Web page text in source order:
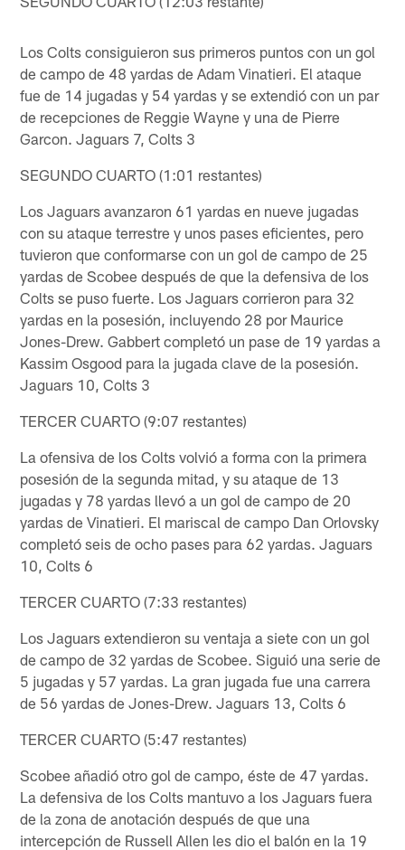
Los Colts consiguieron sus primeros puntos con un gol
de campo de 48 yardas de Adam Vinatieri. El ataque
fue de 14 jugadas y 54 yardas y se extendió con un par
de recepciones de Reggie Wayne y una de Pierre
Garcon. Jaguars 7, Colts 3
SEGUNDO CUARTO (1:01 restantes)
Los Jaguars avanzaron 61 yardas en nueve jugadas
con su ataque terrestre y unos pases eficientes, pero
tuvieron que conformarse con un gol de campo de 25
yardas de Scobee después de que la defensiva de los
Colts se puso fuerte. Los Jaguars corrieron para 32
yardas en la posesión, incluyendo 28 por Maurice
Jones-Drew. Gabbert completó un pase de 19 yardas a
Kassim Osgood para la jugada clave de la posesión.
Jaguars 10, Colts 3
TERCER CUARTO (9:07 restantes)
La ofensiva de los Colts volvió a forma con la primera
posesión de la segunda mitad, y su ataque de 13
jugadas y 78 yardas llevó a un gol de campo de 20
yardas de Vinatieri. El mariscal de campo Dan Orlovsky
completó seis de ocho pases para 62 yardas. Jaguars
10, Colts 6
TERCER CUARTO (7:33 restantes)
Los Jaguars extendieron su ventaja a siete con un gol
de campo de 32 yardas de Scobee. Siguió una serie de
5 jugadas y 57 yardas. La gran jugada fue una carrera
de 56 yardas de Jones-Drew. Jaguars 13, Colts 6
TERCER CUARTO (5:47 restantes)
Scobee añadió otro gol de campo, éste de 47 yardas.
La defensiva de los Colts mantuvo a los Jaguars fuera
de la zona de anotación después de que una
intercepción de Russell Allen les dio el balón en la 19